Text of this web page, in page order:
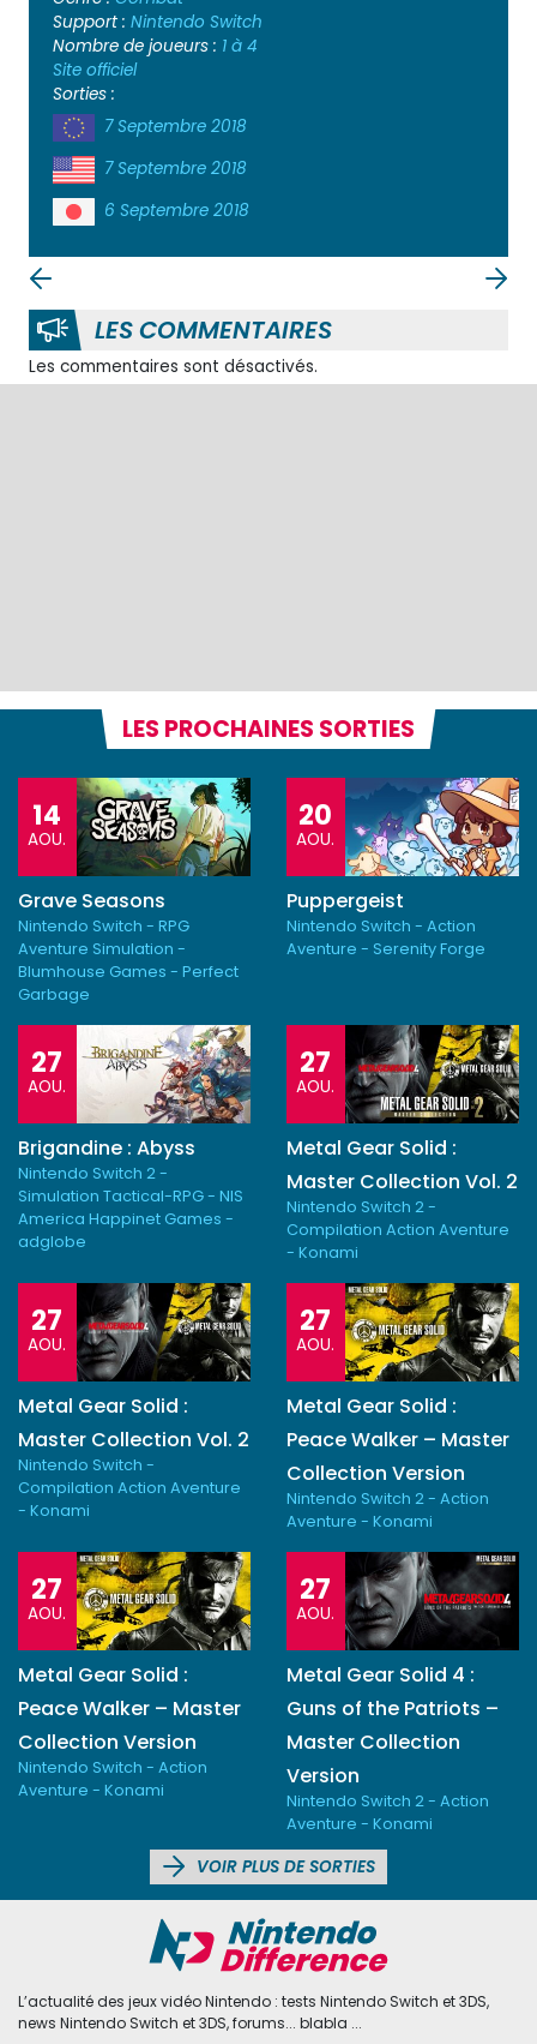
Support : Nintendo Switch
Nombre de joueurs : 1 à 4
Site officiel
Sorties :
7 Septembre 2018
7 Septembre 2018
6 Septembre 2018
LES COMMENTAIRES
Les commentaires sont désactivés.
LES PROCHAINES SORTIES
14
AOU.
Grave Seasons
Nintendo Switch - RPG
Aventure Simulation -
Blumhouse Games - Perfect
Garbage
20
AOU.
Puppergeist
Nintendo Switch - Action
Aventure - Serenity Forge
27
AOU.
Brigandine : Abyss
Nintendo Switch 2 -
Simulation Tactical-RPG - NIS
America Happinet Games -
adglobe
27
AOU.
Metal Gear Solid :
Master Collection Vol. 2
Nintendo Switch 2 -
Compilation Action Aventure
- Konami
27
AOU.
Metal Gear Solid :
Master Collection Vol. 2
Nintendo Switch -
Compilation Action Aventure
- Konami
27
AOU.
Metal Gear Solid :
Peace Walker – Master
Collection Version
Nintendo Switch 2 - Action
Aventure - Konami
27
AOU.
Metal Gear Solid :
Peace Walker – Master
Collection Version
Nintendo Switch - Action
Aventure - Konami
27
AOU.
Metal Gear Solid 4 :
Guns of the Patriots –
Master Collection
Version
Nintendo Switch 2 - Action
Aventure - Konami
VOIR PLUS DE SORTIES
L’actualité des jeux vidéo Nintendo : tests Nintendo Switch et 3DS,
news Nintendo Switch et 3DS, forums... blabla ...